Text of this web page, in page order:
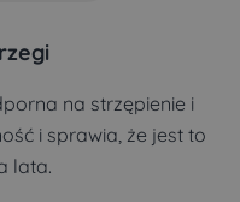
na strzępienie i
i sprawia, że jest to
lata.